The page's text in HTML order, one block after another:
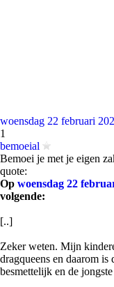
woensdag 22 februari
1
bemoeial
Bemoei je met je eigen
quote:
Op woensdag 22
volgende:
[..]
Zeker weten. Mijn
dragqueens en daarom
besmettelijk en de